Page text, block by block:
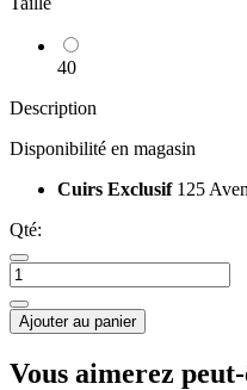
40
Description
Disponibilité en magasin
Cuirs Exclusif 125
Qté:
Ajouter au panier
Vous aimerez